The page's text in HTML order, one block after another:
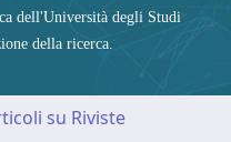
dell'Università degli Studi
della ricerca.
su Riviste